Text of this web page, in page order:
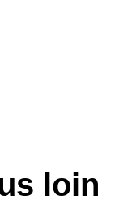
loin